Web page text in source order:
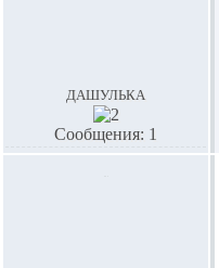
дашулька
Сообщения: 1